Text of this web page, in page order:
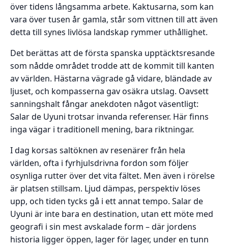
över tidens långsamma arbete. Kaktusarna, som kan
vara över tusen år gamla, står som vittnen till att även
detta till synes livlösa landskap rymmer uthållighet.
Det berättas att de första spanska upptäcktsresande
som nådde området trodde att de kommit till kanten
av världen. Hästarna vägrade gå vidare, bländade av
ljuset, och kompasserna gav osäkra utslag. Oavsett
sanningshalt fångar anekdoten något väsentligt:
Salar de Uyuni trotsar invanda referenser. Här finns
inga vägar i traditionell mening, bara riktningar.
I dag korsas saltöknen av resenärer från hela
världen, ofta i fyrhjulsdrivna fordon som följer
osynliga rutter över det vita fältet. Men även i rörelse
är platsen stillsam. Ljud dämpas, perspektiv löses
upp, och tiden tycks gå i ett annat tempo. Salar de
Uyuni är inte bara en destination, utan ett möte med
geografi i sin mest avskalade form – där jordens
historia ligger öppen, lager för lager, under en tunn